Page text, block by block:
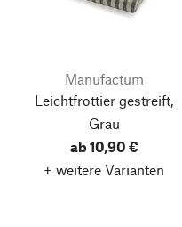
Manufactum
Leichtfrottier gestreift,
Grau
ab 10,90 €
+ weitere Varianten